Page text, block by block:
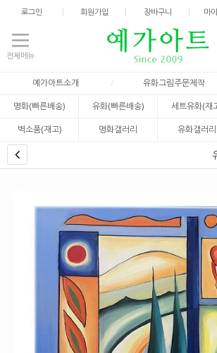
로그인 회원가입 장바구니 마
전체메뉴
예가아트소개 유화그림주문제작
명화(빠른배송)
유화(빠른배송) 세트유화(재
벽소품(재고)
명화갤러리 유화갤러리